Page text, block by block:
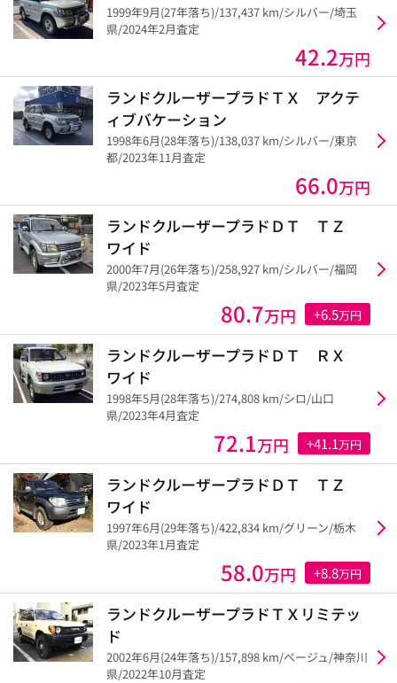
1999年9月(27年落ち)/137,437 km/シルバー/埼玉
県/2024年2月査定
42.2万円
ランドクルーザープラドＴＸ アクテ
ィブバケーション
1998年6月(28年落ち)/138,037 km/シルバー/東京
都/2023年11月査定
66.0万円
ランドクルーザープラドＤＴ ＴＺ
ワイド
2000年7月(26年落ち)/258,927 km/シルバー/福岡
県/2023年5月査定
80.7万円 +6.5万円
ランドクルーザープラドＤＴ ＲＸ
ワイド
1998年5月(28年落ち)/274,808 km/シロ/山口
県/2023年4月査定
72.1万円 +41.1万円
ランドクルーザープラドＤＴ ＴＺ
ワイド
1997年6月(29年落ち)/422,834 km/グリーン/栃木
県/2023年1月査定
58.0万円 +8.8万円
ランドクルーザープラドＴＸリミテッ
ド
2002年6月(24年落ち)/157,898 km/ベージュ/神奈川
県/2022年10月査定